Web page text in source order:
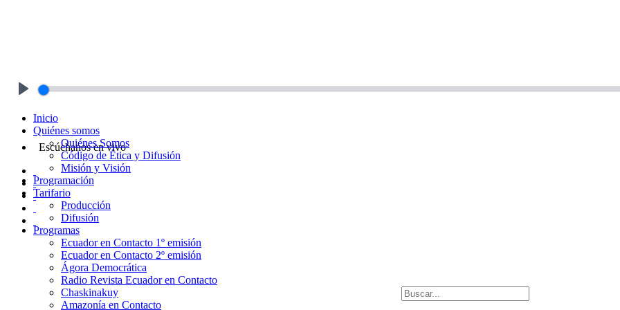
Escúchanos en vivo
Inicio
Quiénes somos
Quiénes Somos
Código de Ética y Difusión
Misión y Visión
Programación
Tarifario
Producción
Difusión
Programas
Ecuador en Contacto 1º emisión
Ecuador en Contacto 2º emisión
Ágora Democrática
Radio Revista Ecuador en Contacto
Chaskinakuy
Amazonía en Contacto